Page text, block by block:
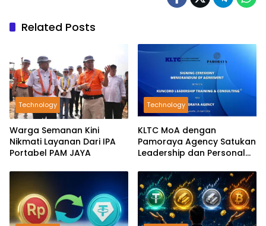
Related Posts
Technology
Warga Semanan Kini
Nikmati Layanan Dari IPA
Portabel PAM JAYA
Technology
KLTC MoA dengan
Pamoraya Agency Satukan
Leadership dan Personal